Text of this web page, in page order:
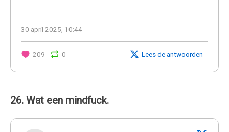
30 april 2025, 10:44
209 0 Lees de antwoorden
26. Wat een mindfuck.